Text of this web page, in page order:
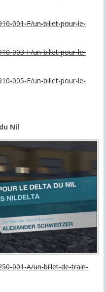
001-F/un-billet-pour-le-
003-F/un-billet-pour-le-
005-F/un-billet-pour-le-
Nil
001-A/un-billet-de-train-